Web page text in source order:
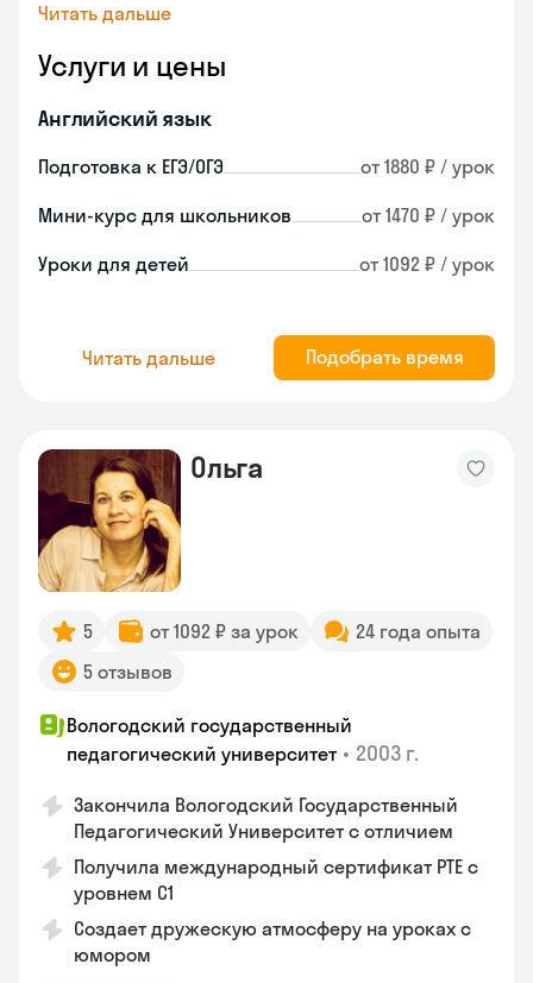
Читать дальше
Услуги и цены
Английский язык
Подготовка к ЕГЭ/ОГЭ от 1880 ₽ / урок
Мини-курс для школьников от 1470 ₽ / урок
Уроки для детей от 1092 ₽ / урок
Читать дальше Подобрать время
Ольга
5 от 1092 ₽ за урок
24 года опыта
5 отзывов
Вологодский государственный
педагогический университет • 2003 г.
Закончила Вологодский Государственный
Педагогический Университет с отличием
Получила международный сертификат PTE с
уровнем C1
Создает дружескую атмосферу на уроках с
юмором